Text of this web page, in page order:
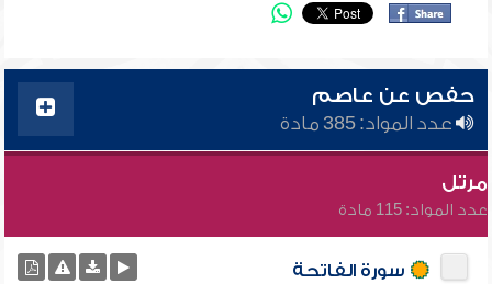
حفص عن عاصم
عدد المواد: 385 مادة
مرتل
عدد المواد: 115 مادة
سورة الفاتحة